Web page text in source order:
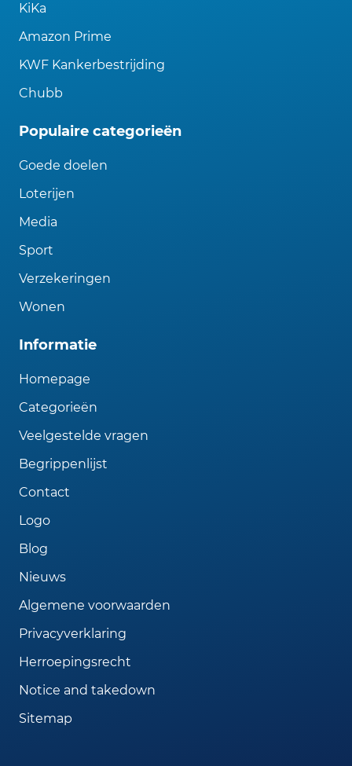
KiKa
Amazon Prime
KWF Kankerbestrijding
Chubb
Populaire categorieën
Goede doelen
Loterijen
Media
Sport
Verzekeringen
Wonen
Informatie
Homepage
Categorieën
Veelgestelde vragen
Begrippenlijst
Contact
Logo
Blog
Nieuws
Algemene voorwaarden
Privacyverklaring
Herroepingsrecht
Notice and takedown
Sitemap